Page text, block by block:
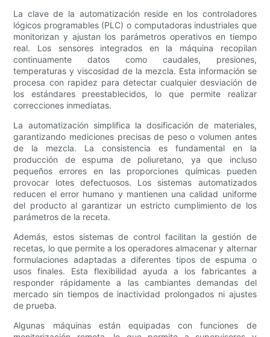
La clave de la automatización reside en los controladores
lógicos programables (PLC) o computadoras industriales que
monitorizan y ajustan los parámetros operativos en tiempo
real. Los sensores integrados en la máquina recopilan
continuamente datos como caudales, presiones,
temperaturas y viscosidad de la mezcla. Esta información se
procesa con rapidez para detectar cualquier desviación de
los estándares preestablecidos, lo que permite realizar
correcciones inmediatas.
La automatización simplifica la dosificación de materiales,
garantizando mediciones precisas de peso o volumen antes
de la mezcla. La consistencia es fundamental en la
producción de espuma de poliuretano, ya que incluso
pequeños errores en las proporciones químicas pueden
provocar lotes defectuosos. Los sistemas automatizados
reducen el error humano y mantienen una calidad uniforme
del producto al garantizar un estricto cumplimiento de los
parámetros de la receta.
Además, estos sistemas de control facilitan la gestión de
recetas, lo que permite a los operadores almacenar y alternar
formulaciones adaptadas a diferentes tipos de espuma o
usos finales. Esta flexibilidad ayuda a los fabricantes a
responder rápidamente a las cambiantes demandas del
mercado sin tiempos de inactividad prolongados ni ajustes
de prueba.
Algunas máquinas están equipadas con funciones de